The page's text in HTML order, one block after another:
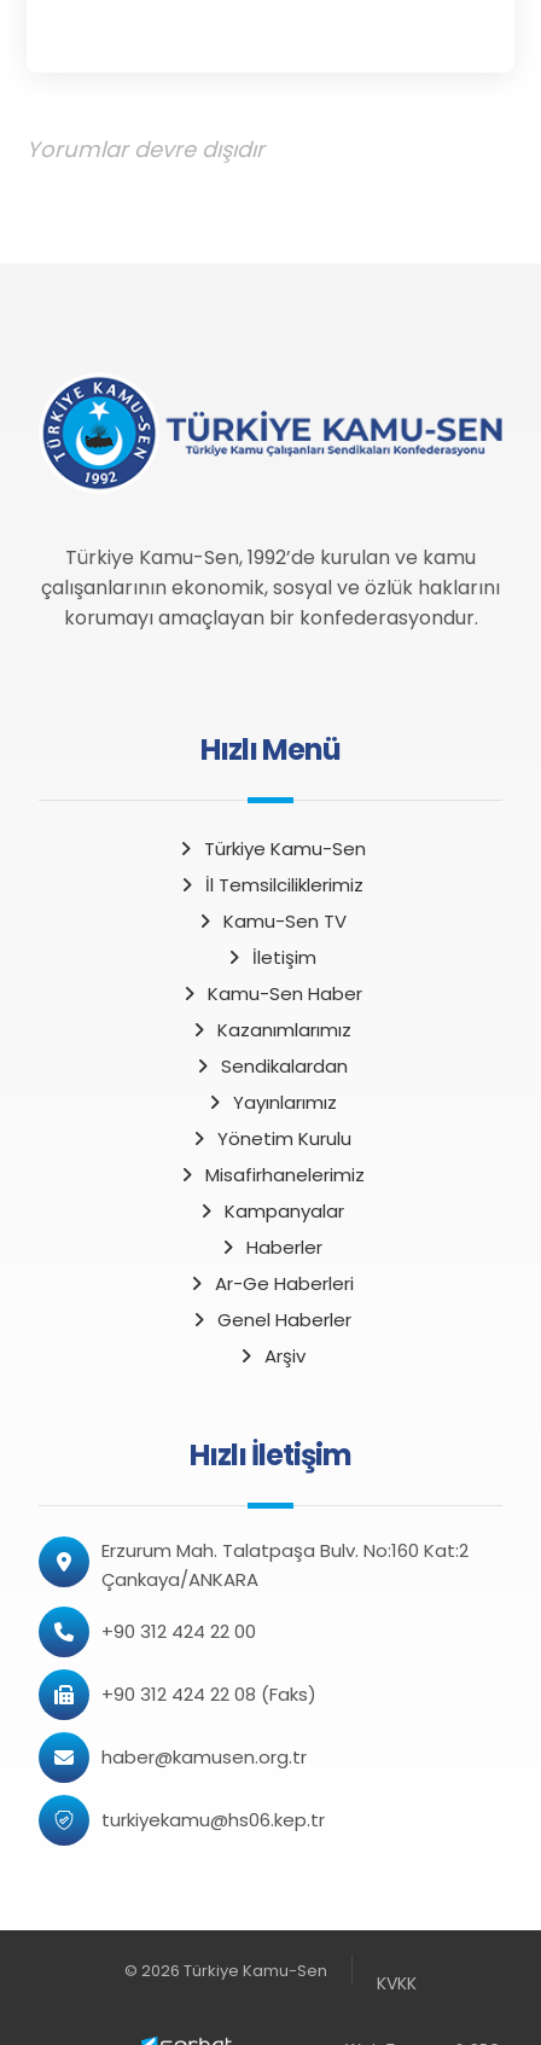
Yorumlar devre dışıdır
Türkiye Kamu-Sen, 1992’de kurulan ve kamu
çalışanlarının ekonomik, sosyal ve özlük haklarını
korumayı amaçlayan bir konfederasyondur.
Hızlı Menü
Türkiye Kamu-Sen
İl Temsilciliklerimiz
Kamu-Sen TV
İletişim
Kamu-Sen Haber
Kazanımlarımız
Sendikalardan
Yayınlarımız
Yönetim Kurulu
Misafirhanelerimiz
Kampanyalar
Haberler
Ar-Ge Haberleri
Genel Haberler
Arşiv
Hızlı İletişim
Erzurum Mah. Talatpaşa Bulv. No:160 Kat:2
Çankaya/ANKARA
+90 312 424 22 00
+90 312 424 22 08 (Faks)
haber@kamusen.org.tr
turkiyekamu@hs06.kep.tr
© 2026 Türkiye Kamu-Sen
KVKK